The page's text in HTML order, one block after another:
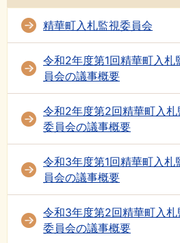
精華町入札監視委員会
令和2年度第1回精華町入札
員会の議事概要
令和2年度第2回精華町入札
委員会の議事概要
令和3年度第1回精華町入札
員会の議事概要
令和3年度第2回精華町入札
委員会の議事概要